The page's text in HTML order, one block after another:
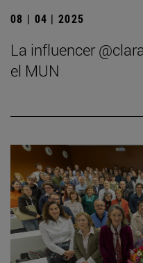
08 | 04 | 2025
La influencer
el MUN